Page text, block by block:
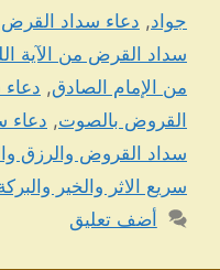
جواد, دعاء سداد
سداد القرض من الآية
من الإمام الصادق,
القروض بالصوت, دعاء
سداد القروض والرزق
سريع الاثر والخير
أضف تعليق